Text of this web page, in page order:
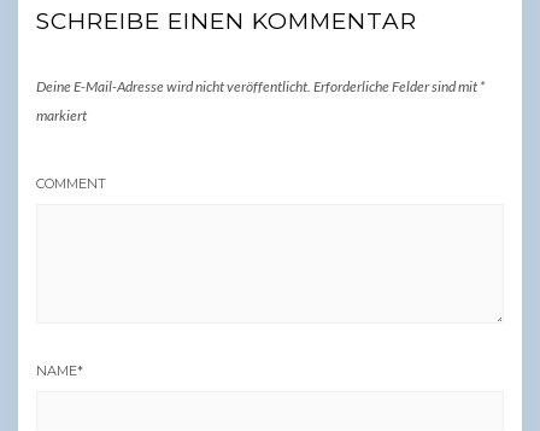
SCHREIBE EINEN KOMMENTAR
Deine E-Mail-Adresse wird nicht veröffentlicht. Erforderliche Felder sind mit *
markiert
COMMENT
NAME*